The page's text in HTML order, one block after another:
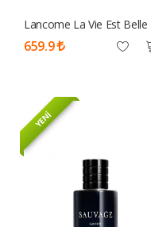
Lancome La Vie Est Belle
Edp 75 ML Tester Parfüm
Kadın
659.9
YENİ